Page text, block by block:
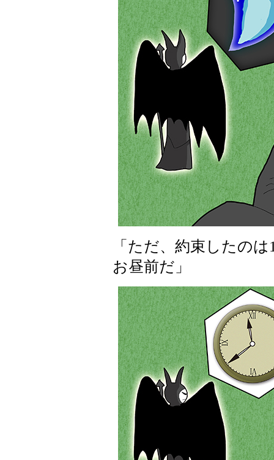
「ただ、約束したの
お昼前だ」